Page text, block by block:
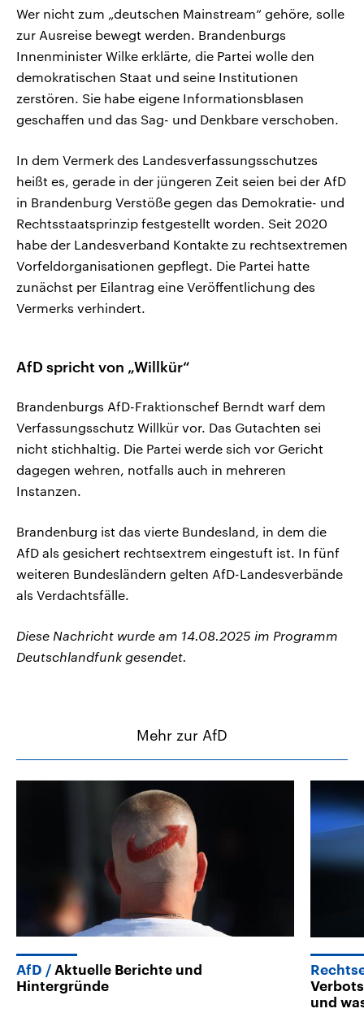
Wer nicht zum „deutschen Mainstream“ gehöre, solle
zur Ausreise bewegt werden. Brandenburgs
Innenminister Wilke erklärte, die Partei wolle den
demokratischen Staat und seine Institutionen
zerstören. Sie habe eigene Informationsblasen
geschaffen und das Sag- und Denkbare verschoben.
In dem Vermerk des Landesverfassungsschutzes
heißt es, gerade in der jüngeren Zeit seien bei der AfD
in Brandenburg Verstöße gegen das Demokratie- und
Rechtsstaatsprinzip festgestellt worden. Seit 2020
habe der Landesverband Kontakte zu rechtsextremen
Vorfeldorganisationen gepflegt. Die Partei hatte
zunächst per Eilantrag eine Veröffentlichung des
Vermerks verhindert.
AfD spricht von „Willkür“
Brandenburgs AfD-Fraktionschef Berndt warf dem
Verfassungsschutz Willkür vor. Das Gutachten sei
nicht stichhaltig. Die Partei werde sich vor Gericht
dagegen wehren, notfalls auch in mehreren
Instanzen.
Brandenburg ist das vierte Bundesland, in dem die
AfD als gesichert rechtsextrem eingestuft ist. In fünf
weiteren Bundesländern gelten AfD-Landesverbände
als Verdachtsfälle.
Diese Nachricht wurde am 14.08.2025 im Programm
Deutschlandfunk gesendet.
Mehr zur AfD
AfD
Aktuelle Berichte und
Hintergründe
und